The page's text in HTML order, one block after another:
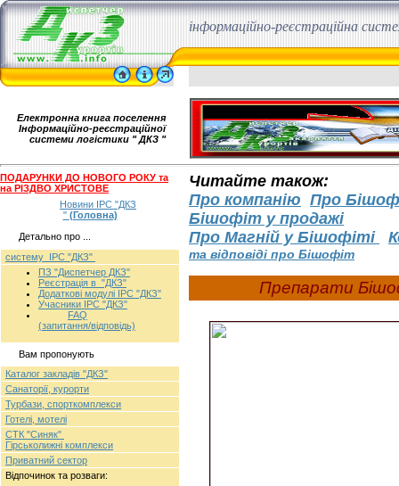
інформаційно-реєстраційна
Електронна книга поселення
Інформаційно-реєстраційної
системи логістики " ДКЗ "
ПОДАРУНКИ ДО НОВОГО РОКУ та
на РІЗДВО ХРИСТОВЕ
Новини ІРС "ДКЗ
" (Головна)
Детально про ...
систему ІРС "ДКЗ"
ПЗ "Диспетчер ДКЗ"
Реєстрація в "ДКЗ"
Додаткові модулі ІРС "ДКЗ"
Учасники ІРС "ДКЗ"
FAQ
(запитання/відповідь)
Вам пропонують
Каталог закладів "ДКЗ"
Санаторії, курорти
Турбази, спорткомплекси
Готелі, мотелі
СТК "Синяк"
Гірськолижні комплекси
Приватний сектор
Відпочинок та розваги:
Читайте також:
Про компанію Про
Бішофіт у продажі
Про Магній у Бішофіті
та відповіді про Бішофіт
Препарати